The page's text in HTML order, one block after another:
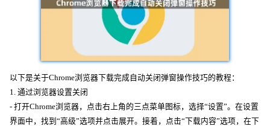
以下是关于Chrome浏览器下载完成自动关闭弹窗操作技巧的教程：
1. 通过浏览器设置关闭
- 打开Chrome浏览器，点击右上角的三点菜单图标，选择“设置”。在设置
界面中，找到“高级”选项并点击展开。接着，点击“下载内容”选项，在下